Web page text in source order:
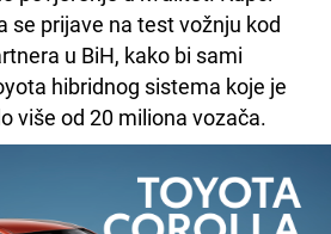
se prijave na test vožnju kod
u BiH, kako bi sami
hibridnog sistema koje je
više od 20 miliona vozača.